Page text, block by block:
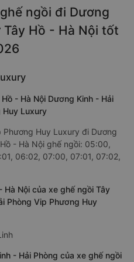
ngồi đi Dương
Hồ - Hà Nội tốt
- Hà Nội Dương Kinh - Hải
Huy Luxury
Phương Huy Luxury đi Dương
- Hà Nội ghế ngồi: 05:00,
06:02, 07:00, 07:01, 07:02,
Nội của xe ghế ngồi Tây
Phòng Vip Phương Huy
- Hải Phòng của xe ghế ngồi